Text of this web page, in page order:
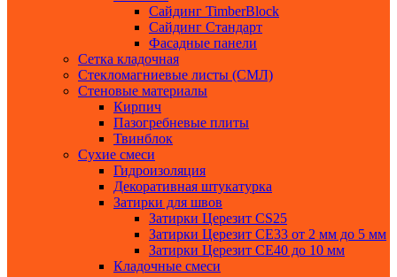
Сайдинг TimberBlock
Сайдинг Стандарт
Фасадные панели
Сетка кладочная
Стекломагниевые листы (СМЛ)
Стеновые материалы
Кирпич
Пазогребневые плиты
Твинблок
Сухие смеси
Гидроизоляция
Декоративная штукатурка
Затирки для швов
Затирки Церезит СS25
Затирки Церезит СЕ33 от 2 мм до 5 мм
Затирки Церезит СЕ40 до 10 мм
Кладочные смеси